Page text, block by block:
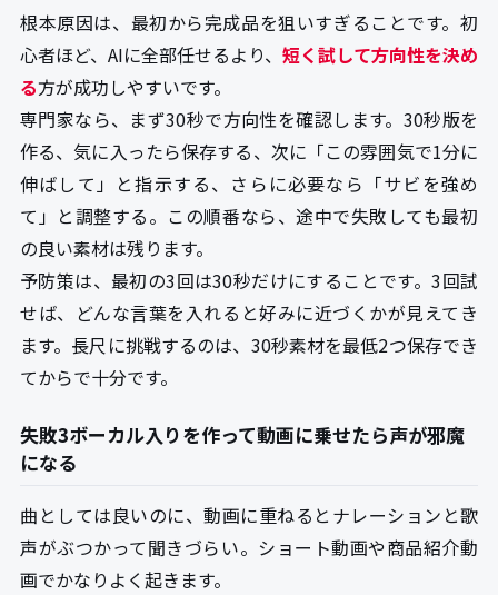
根本原因は、最初から完成品を狙いすぎることです。初
心者ほど、AIに全部任せるより、 短く試して方向性を決め
る方が成功しやすいです。
専門家なら、まず30秒で方向性を確認します。30秒版を
作る、気に入ったら保存する、次に「この雰囲気で1分に
伸ばして」と指示する、さらに必要なら「サビを強め
て」と調整する。この順番なら、途中で失敗しても最初
の良い素材は残ります。
予防策は、最初の3回は30秒だけにすることです。3回試
せば、どんな言葉を入れると好みに近づくかが見えてき
ます。長尺に挑戦するのは、30秒素材を最低2つ保存でき
てからで十分です。
失敗3ボーカル入りを作って動画に乗せたら声が邪魔
になる
曲としては良いのに、動画に重ねるとナレーションと歌
声がぶつかって聞きづらい。ショート動画や商品紹介動
画でかなりよく起きます。